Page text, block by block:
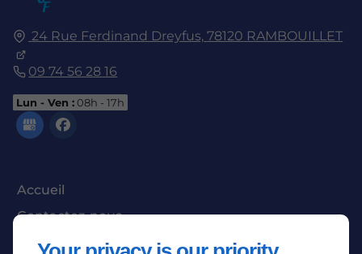
24 Rue Ferdinand Dreyfus, 78120 RAMBOUILLET
09 74 56 28 16
Lun - Ven :08h - 17h
Accueil
Contactez-nous
Mentions légales